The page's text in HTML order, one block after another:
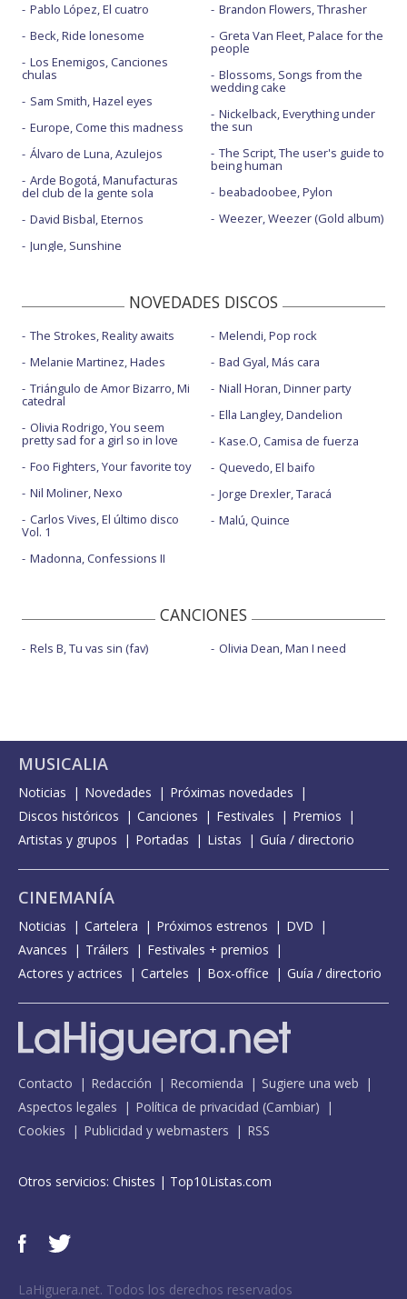
Pablo López, El cuatro
Beck, Ride lonesome
Los Enemigos, Canciones
chulas
Sam Smith, Hazel eyes
Europe, Come this madness
Álvaro de Luna, Azulejos
Arde Bogotá, Manufacturas
del club de la gente sola
David Bisbal, Eternos
Jungle, Sunshine
Brandon Flowers, Thrasher
Greta Van Fleet, Palace for the
people
Blossoms, Songs from the
wedding cake
Nickelback, Everything under
the sun
The Script, The user's guide to
being human
beabadoobee, Pylon
Weezer, Weezer (Gold album)
NOVEDADES DISCOS
The Strokes, Reality awaits
Melanie Martinez, Hades
Triángulo de Amor Bizarro, Mi
catedral
Olivia Rodrigo, You seem
pretty sad for a girl so in love
Foo Fighters, Your favorite toy
Nil Moliner, Nexo
Carlos Vives, El último disco
Vol. 1
Madonna, Confessions II
Melendi, Pop rock
Bad Gyal, Más cara
Niall Horan, Dinner party
Ella Langley, Dandelion
Kase.O, Camisa de fuerza
Quevedo, El baifo
Jorge Drexler, Taracá
Malú, Quince
CANCIONES
Rels B, Tu vas sin (fav) Olivia Dean, Man I need
MUSICALIA
Noticias Novedades
Próximas novedades
Discos históricos
Canciones Festivales
Premios
Artistas y grupos
Portadas Listas Guía / directorio
CINEMANÍA
Noticias Cartelera Próximos estrenos
DVD
Avances
Tráilers
Festivales + premios
Actores y actrices
Carteles Box-office Guía / directorio
Contacto Redacción Recomienda
Sugiere una web
Aspectos legales
Política de privacidad (Cambiar)
Cookies
Publicidad y webmasters RSS
Otros servicios: Chistes | Top10Listas.com
LaHiguera.net. Todos los derechos reservados